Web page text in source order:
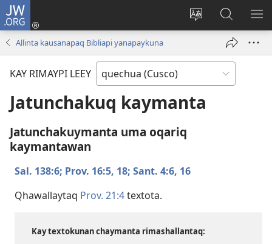
JW.ORG
Direccionpi
Sutiykiwan
jaykuy
nueva
JW.ORG
nisqapi
maskhay
Allinta kausanapaq Bibliapi yanapaykuna
KAY RIMAYPI LEEY
Jatunchakuq kaymanta
Jatunchakuymanta uma oqariq
kaymantawan
Sal. 138:6; Prov. 16:​5, 18; Sant. 4:​6, 16
Qhawallaytaq Prov. 21:4textota.
Kay textokunan chaymanta rimashallantaq: